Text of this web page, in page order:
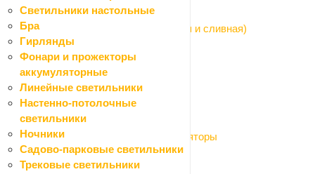
Светильники настольные
Бра
Гирлянды
Фонари и прожекторы
аккумуляторные
Линейные светильники
Настенно-потолочные
светильники
Ночники
Садово-парковые светильники
Трековые светильники
Канализационные трубы и фитинги
Арматура для бачка унитаза (наливная и сливная)
Арматура сливная (сифоны, гофры)
Канализация внутренняя
Канализация наружная
Насосы системы водоснабжения
Назад
Насосы системы водоснабжения
Баки расширительные и гидроаккумуляторы
Насосы поверхностные
Насосы погружные